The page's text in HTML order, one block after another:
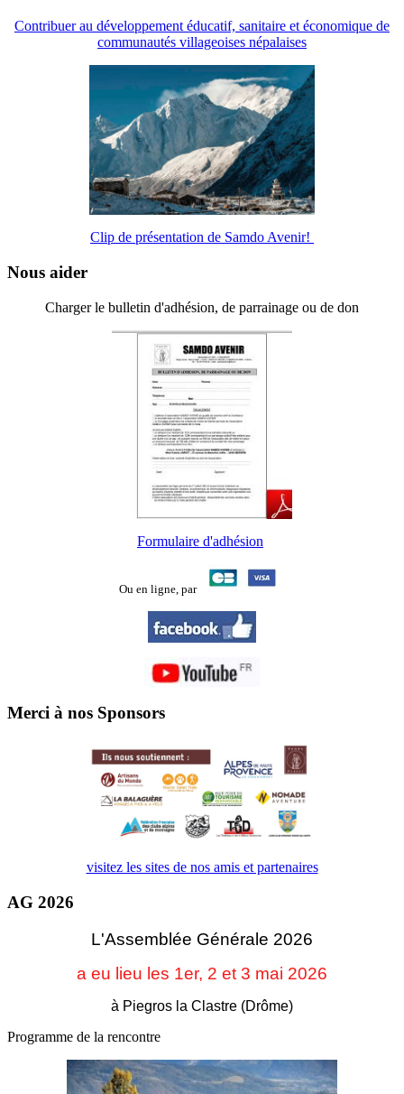
Contribuer au développement éducatif, sanitaire et économique de
communautés villageoises népalaises
Clip de présentation de Samdo Avenir!
Nous aider
Charger le bulletin d'adhésion, de parrainage ou de don
Formulaire d'adhésion
Ou en ligne, par
Merci à nos Sponsors
visitez les sites de nos amis et partenaires
AG 2026
L'Assemblée Générale 2026
a eu lieu les 1er, 2 et 3 mai 2026
à Piegros la Clastre (Drôme)
Programme de la rencontre